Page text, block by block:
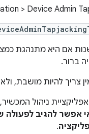
אם היא מתנהגת
ברור.
צריך להיות מושבת,
ניהול
אפשר להגיב לפעולה
.